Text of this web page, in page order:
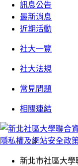
訊息公告
最新消息
近期活動
社大一覽
社大法規
常見問題
相關連結
隱私權及網站安全政
新北市社區大學